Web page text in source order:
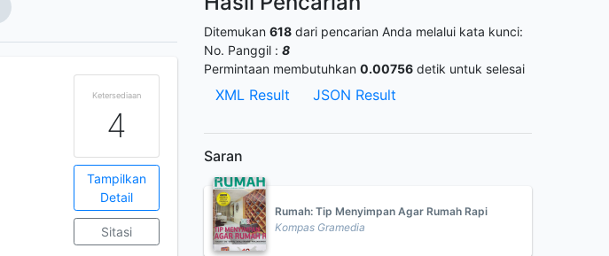
Ketersediaan
4
Tampilkan
Detail
Sitasi
Ditemukan 618 dari pencarian Anda melalui kata kunci:
No. Panggil : 8
Permintaan membutuhkan 0.00756 detik untuk selesai
XML Result JSON Result
Saran
Rumah: Tip Menyimpan Agar Rumah Rapi
Kompas Gramedia